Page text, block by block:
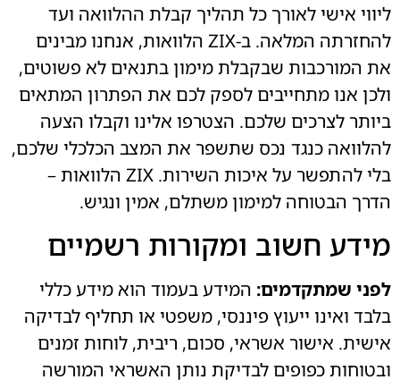
ליווי אישי לאורך כל תהליך קבלת ההלוואה ועד
להחזרתה המלאה. ב-ZIX הלוואות, אנחנו מבינים
את המורכבות שבקבלת מימון בתנאים לא פשוטים,
ולכן אנו מתחייבים לספק לכם את הפתרון המתאים
ביותר לצרכים שלכם. הצטרפו אלינו וקבלו הצעה
להלוואה כנגד נכס שתשפר את המצב הכלכלי שלכם,
בלי להתפשר על איכות השירות. ZIX הלוואות –
הדרך הבטוחה למימון משתלם, אמין ונגיש.
מידע חשוב ומקורות רשמיים
לפני שמתקדמים:המידע בעמוד הוא מידע כללי
בלבד ואינו ייעוץ פיננסי, משפטי או תחליף לבדיקה
אישית. אישור אשראי, סכום, ריבית, לוחות זמנים
ובטוחות כפופים לבדיקת נותן האשראי המורשה